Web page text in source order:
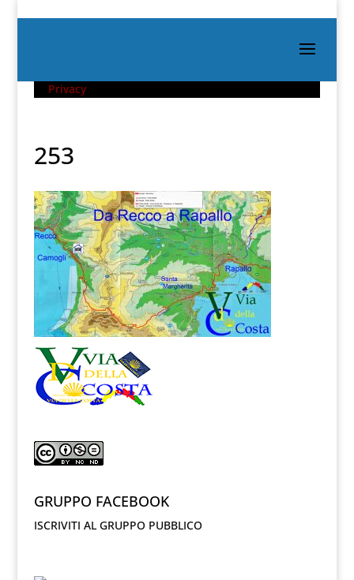
Privacy
253
GRUPPO FACEBOOK
ISCRIVITI AL GRUPPO PUBBLICO